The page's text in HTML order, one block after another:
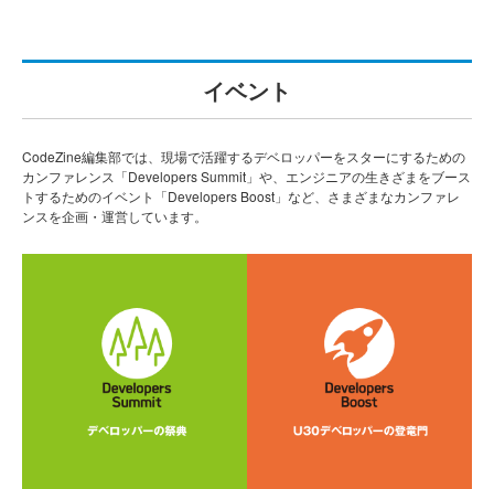
イベント
CodeZine編集部では、現場で活躍するデベロッパーをスターにするための
カンファレンス「Developers Summit」や、エンジニアの生きざまをブース
トするためのイベント「Developers Boost」など、さまざまなカンファレ
ンスを企画・運営しています。